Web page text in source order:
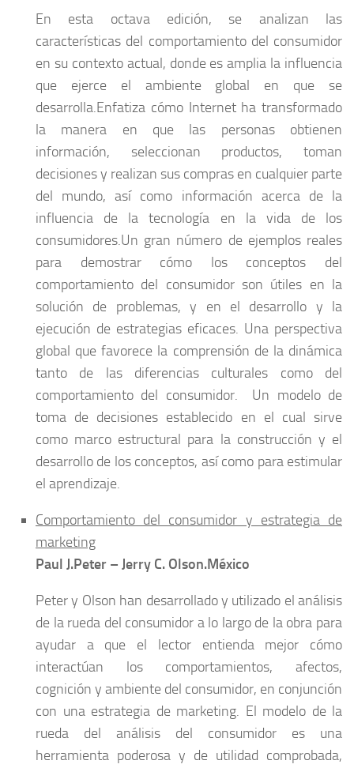
En esta octava edición, se analizan las
características del comportamiento del consumidor
en su contexto actual, donde es amplia la influencia
que ejerce el ambiente global en que se
desarrolla.Enfatiza cómo Internet ha transformado
la manera en que las personas obtienen
información, seleccionan productos, toman
decisiones y realizan sus compras en cualquier parte
del mundo, así como información acerca de la
influencia de la tecnología en la vida de los
consumidores.Un gran número de ejemplos reales
para demostrar cómo los conceptos del
comportamiento del consumidor son útiles en la
solución de problemas, y en el desarrollo y la
ejecución de estrategias eficaces. Una perspectiva
global que favorece la comprensión de la dinámica
tanto de las diferencias culturales como del
comportamiento del consumidor. Un modelo de
toma de decisiones establecido en el cual sirve
como marco estructural para la construcción y el
desarrollo de los conceptos, así como para estimular
el aprendizaje.
Comportamiento del consumidor y estrategia de
marketing
Paul J.Peter – Jerry C. Olson.México
Peter y Olson han desarrollado y utilizado el análisis
de la rueda del consumidor a lo largo de la obra para
ayudar a que el lector entienda mejor cómo
interactúan los comportamientos, afectos,
cognición y ambiente del consumidor, en conjunción
con una estrategia de marketing. El modelo de la
rueda del análisis del consumidor es una
herramienta poderosa y de utilidad comprobada,